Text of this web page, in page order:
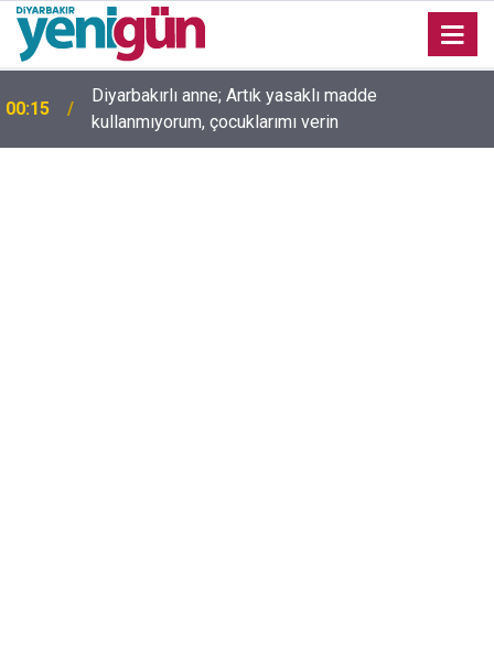
00:05 Mesut Çokur yazdı; Gelecek Yolda mı Kaldı?